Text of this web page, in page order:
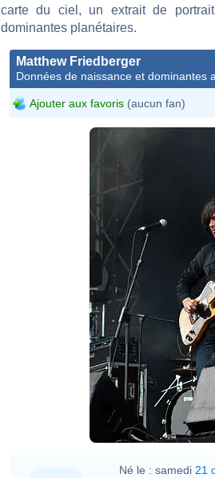
carte du ciel, un extrait de
dominantes planétaires.
Matthew Friedberger
Données de naissance et dominantes
Ajouter aux favoris (aucun fan)
Né le : samedi 21